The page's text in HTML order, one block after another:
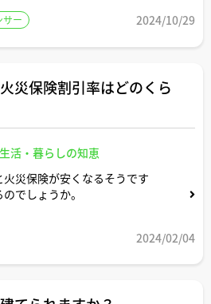
けると助かります。よろしく
サー 2024/10/29
災保険割引率はどのくら
活・暮らしの知恵
災保険が安くなるそうです
でしょうか。
2024/02/04